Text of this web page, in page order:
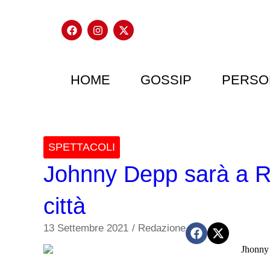
HOME GOSSIP
SPETTACOLI
Johnny Depp sarà a
città
13 Settembre 2021 / Redazione